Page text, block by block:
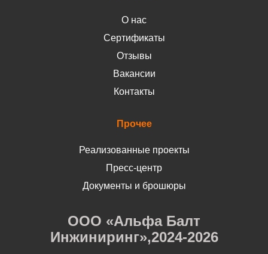
О нас
Сертификаты
Отзывы
Вакансии
Контакты
Прочее
Реализованные проекты
Пресс-центр
Документы и брошюры
ООО «Альфа Балт
Инжиниринг»,2024-2026